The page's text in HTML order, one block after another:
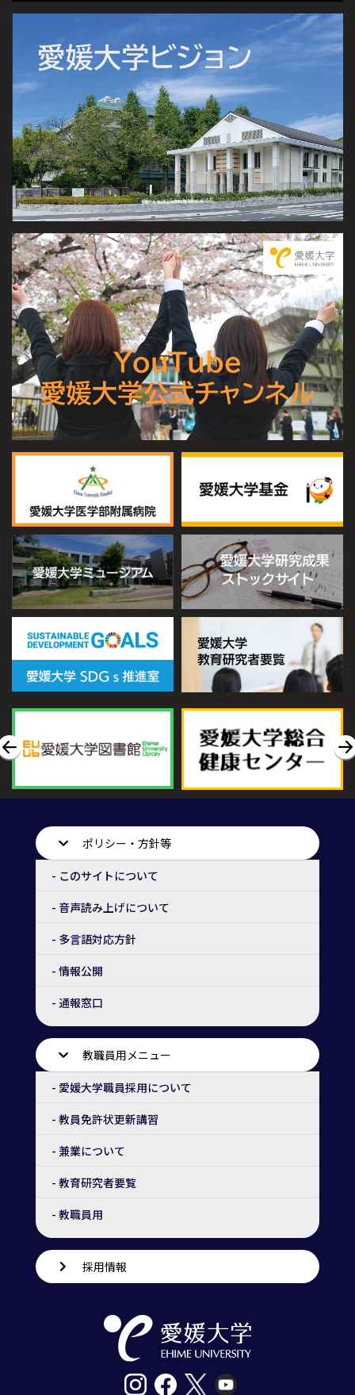
ポリシー・方針等
- このサイトについて
- 音声読み上げについて
- 多言語対応方針
- 情報公開
- 通報窓口
教職員用メニュー
- 愛媛大学職員採用について
- 教員免許状更新講習
- 兼業について
- 教育研究者要覧
- 教職員用
採用情報